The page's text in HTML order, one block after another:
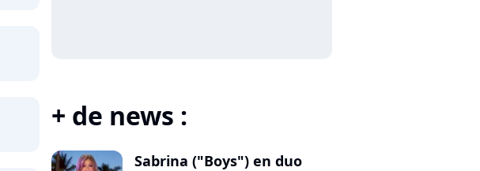
+ de news :
Sabrina ("Boys") en duo